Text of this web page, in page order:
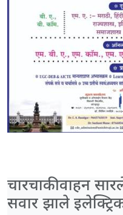
चारचाकी वाहन
सवार झाले